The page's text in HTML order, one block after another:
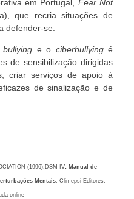
em Portugal, Fear Not
que recria situações de
defender-se.
bullying e o ciberbullyingé
de sensibilização dirigidas
criar serviços de apoio à
de sinalização e de
(1996).DSM IV: Manual de
Mentais. Climepsi Editores.
online -